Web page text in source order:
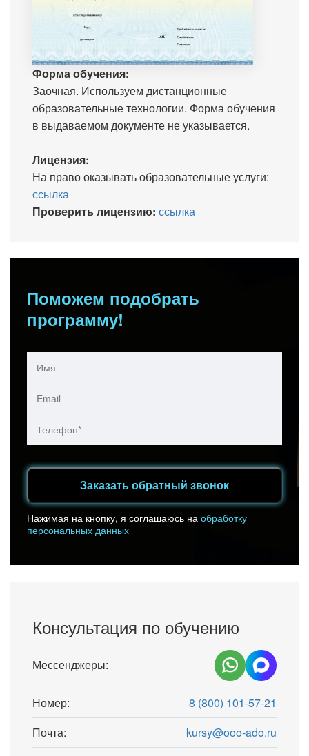
Форма обучения:
Заочная. Используем дистанционные
образовательные технологии. Форма обучения
в выдаваемом документе не указывается.
Лицензия:
На право оказывать образовательные услуги:
ссылка
Проверить лицензию: ссылка
Поможем подобрать
программу!
Заказать обратный звонок
Нажимая на кнопку, я соглашаюсь на обработку
персональных данных
Консультация по обучению
Мессенджеры:
Номер:
8 (800) 101-57-21
Почта:
kursy@ooo-ado.ru